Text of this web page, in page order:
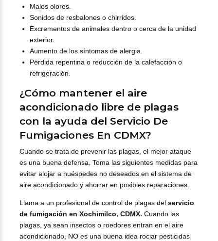
Malos olores.
Sonidos de resbalones o chirridos.
Excrementos de animales dentro o cerca de la unidad
exterior.
Aumento de los síntomas de alergia.
Pérdida repentina o reducción de la calefacción o
refrigeración.
¿Cómo mantener el aire
acondicionado libre de plagas
con la ayuda del Servicio De
Fumigaciones En CDMX?
Cuando se trata de prevenir las plagas, el mejor ataque
es una buena defensa. Toma las siguientes medidas para
evitar alojar a huéspedes no deseados en el sistema de
aire acondicionado y ahorrar en posibles reparaciones.
Llama a un profesional de control de plagas del servicio
de fumigación en Xochimilco, CDMX. Cuando las
plagas, ya sean insectos o roedores entran en el aire
acondicionado, NO es una buena idea rociar pesticidas